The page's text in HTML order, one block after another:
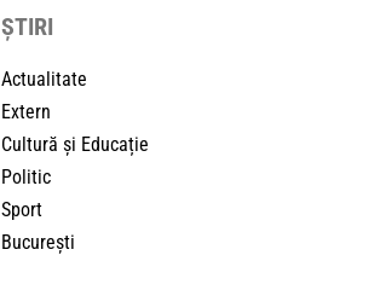
ȘTIRI
Actualitate
Extern
Cultură și Educație
Politic
Sport
București